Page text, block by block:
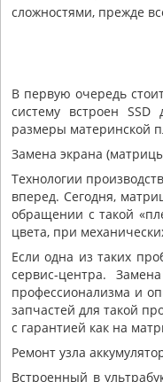
сложностями, прежде
В первую очередь
систему встроен SSD
размеры материнской
Замена экрана
Технологии
вперед. Сегодня,
обращении с такой
цвета, при
Если одна из таких
сервис-центра.
профессионализма и
запчастей для такой
с гарантией как на
Ремонт узла
Встроенный в